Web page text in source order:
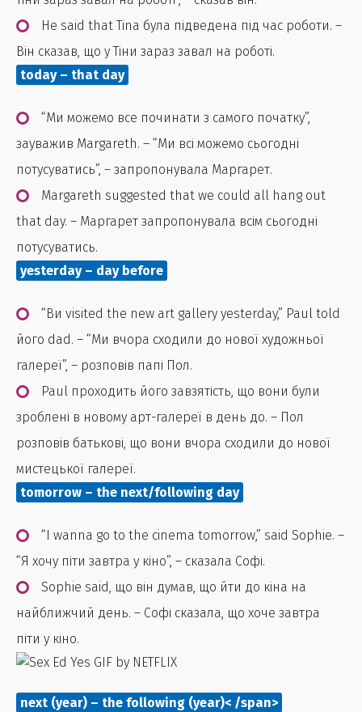
He said that Tina була підведена під час роботи. –
Він сказав, що у Тіни зараз завал на роботі.
today – that day
“Ми можемо все починати з самого початку”,
зауважив Margareth. – “Ми всі можемо сьогодні
потусуватись”, – запропонувала Маргарет.
Margareth suggested that we could all hang out
that day. – Маргарет запропонувала всім сьогодні
потусуватись.
yesterday – day before
“Ви visited the new art gallery yesterday,” Paul told
його dad. – “Ми вчора сходили до нової художньої
галереї”, – розповів папі Пол.
Paul проходить його завзятість, що вони були
зроблені в новому арт-галереї в день до. – Пол
розповів батькові, що вони вчора сходили до нової
мистецької галереї.
tomorrow – the next/following day
“I wanna go to the cinema tomorrow,” said Sophie. –
“Я хочу піти завтра у кіно”, – сказала Софі.
Sophie said, що він думав, що йти до кіна на
найближчий день. – Софі сказала, що хоче завтра
піти у кіно.
next (year) – the following (year)< /span>